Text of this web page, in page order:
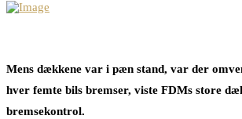
Mens dækkene var i pæn stand, var der
hver femte bils bremser, viste FDMs store
bremsekontrol.